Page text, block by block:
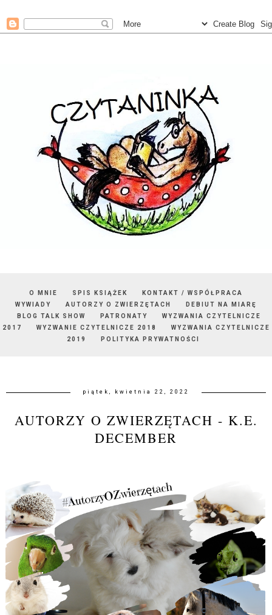
O MNIE SPIS KSIĄŻEK
KONTAKT / WSPÓŁPRACA
WYWIADY
AUTORZY O ZWIERZĘTACH
DEBIUT NA MIARĘ
BLOG TALK SHOW
PATRONATY
WYZWANIA CZYTELNICZE
2017
WYZWANIE CZYTELNICZE 2018
WYZWANIA CZYTELNICZE
2019
POLITYKA PRYWATNOŚCI
piątek, kwietnia 22, 2022
AUTORZY O ZWIERZĘTACH - K.E.
DECEMBER